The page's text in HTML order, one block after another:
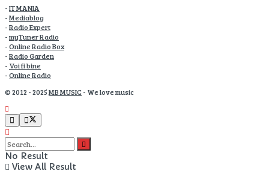
-IT MANIA
-Mediablog
-Radio Expert
-myTuner Radio
-Online Radio Box
-Radio Garden
- Voi fi bine
-Online Radio
© 2012 - 2025MB MUSIC- We love music
No Result
View All Result